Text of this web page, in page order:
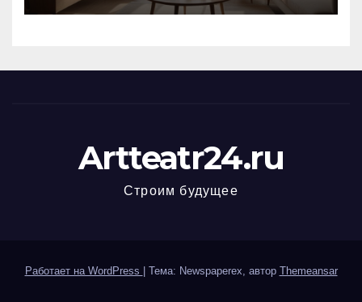
Artteatr24.ru
Строим будущее
Работает на WordPress Тема: Newspaperex, автор Themeansar